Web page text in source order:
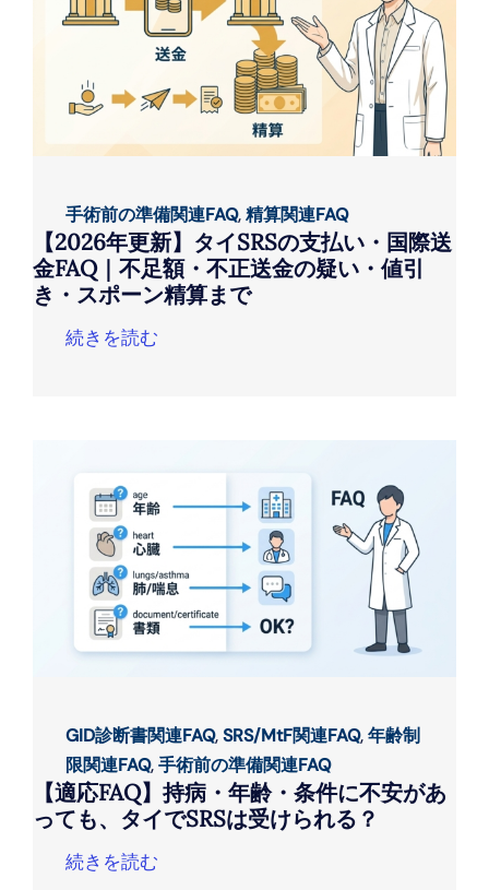
手術前の準備関連FAQ,精算関連FAQ
【2026年更新】タイSRSの支払い・国際送
金FAQ｜不足額・不正送金の疑い・値引
き・スポーン精算まで
続きを読む
GID診断書関連FAQ,SRS/MtF関連FAQ,年齢制
限関連FAQ,手術前の準備関連FAQ
【適応FAQ】持病・年齢・条件に不安があ
っても、タイでSRSは受けられる？
続きを読む